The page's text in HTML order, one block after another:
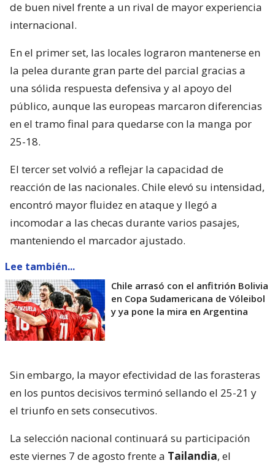
de buen nivel frente a un rival de mayor experiencia
internacional.
En el primer set, las locales lograron mantenerse en
la pelea durante gran parte del parcial gracias a
una sólida respuesta defensiva y al apoyo del
público, aunque las europeas marcaron diferencias
en el tramo final para quedarse con la manga por
25-18.
El tercer set volvió a reflejar la capacidad de
reacción de las nacionales. Chile elevó su intensidad,
encontró mayor fluidez en ataque y llegó a
incomodar a las checas durante varios pasajes,
manteniendo el marcador ajustado.
Lee también...
Chile arrasó con el anfitrión Bolivia
en Copa Sudamericana de Vóleibol
y ya pone la mira en Argentina
Sin embargo, la mayor efectividad de las forasteras
en los puntos decisivos terminó sellando el 25-21 y
el triunfo en sets consecutivos.
La selección nacional continuará su participación
este viernes 7 de agosto frente a Tailandia, el